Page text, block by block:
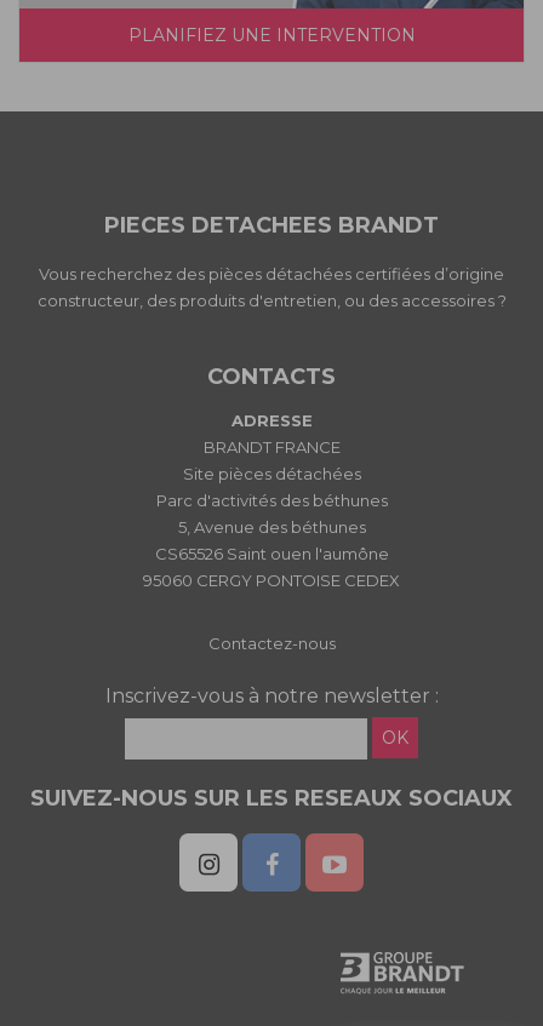
PLANIFIEZ UNE INTERVENTION
PIECES DETACHEES BRANDT
Vous recherchez des pièces détachées certifiées d’origine
constructeur, des produits d'entretien, ou des accessoires ?
CONTACTS
ADRESSE
BRANDT FRANCE
Site pièces détachées
Parc d'activités des béthunes
5, Avenue des béthunes
CS65526 Saint ouen l'aumône
95060 CERGY PONTOISE CEDEX
Contactez-nous
Inscrivez-vous à notre newsletter :
OK
SUIVEZ-NOUS SUR LES RESEAUX SOCIAUX